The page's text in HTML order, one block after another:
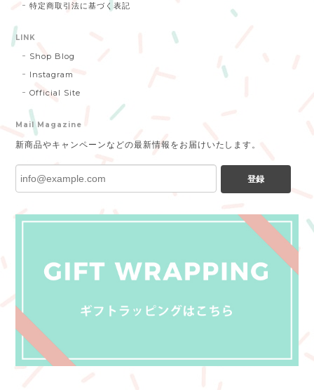
特定商取引法に基づく表記
LINK
Shop Blog
Instagram
Official Site
Mail Magazine
新商品やキャンペーンなどの最新情報をお届けいたします。
登録